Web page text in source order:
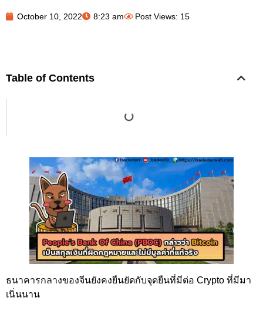
October 10, 2022 8:23 am Post Views: 15
Table of Contents
ธนาคารกลางของจีนยังคงยืนยัดกับจุดยืนที่มีต่อ Crypto ที่มีมา
เนิ่นนาน